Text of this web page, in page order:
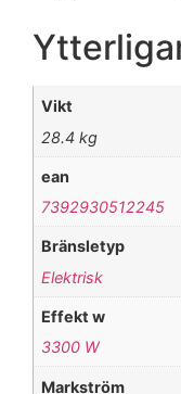
Vikt
28.4 kg
ean
7392930512245
Bränsletyp
Elektrisk
Effekt w
3300 W
Markström